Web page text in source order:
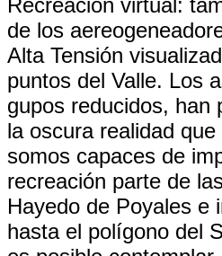
Recreación virtual:
de los
Alta Tensión
puntos del Valle. Los
gupos reducidos, han
la oscura realidad
somos capaces de
recreación parte de
Hayedo de Poyales e
hasta el polígono del